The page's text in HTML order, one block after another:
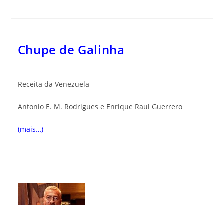
Chupe de Galinha
Receita da Venezuela
Antonio E. M. Rodrigues e Enrique Raul Guerrero
(mais…)